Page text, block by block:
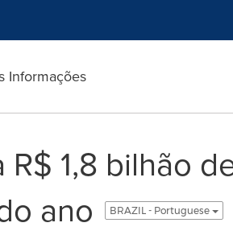
Informações
1,8 bilhão
ano
BRAZIL - Portuguese